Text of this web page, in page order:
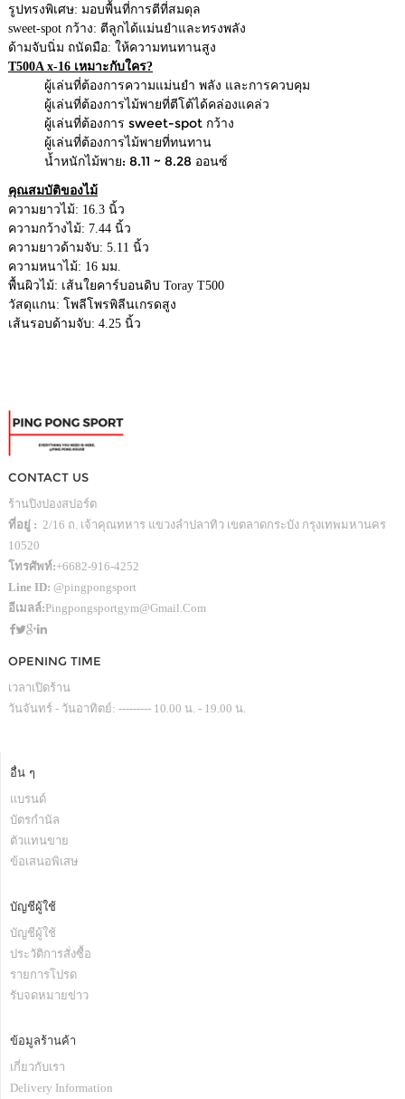
รูปทรงพิเศษ: มอบพื้นที่การตีที่สมดุล
sweet-spot กว้าง: ตีลูกได้แม่นยำและทรงพลัง
ด้ามจับนิ่ม ถนัดมือ: ให้ความทนทานสูง
T500A x-16 เหมาะกับใคร?
ผู้เล่นที่ต้องการความแม่นยำ พลัง และการควบคุม
ผู้เล่นที่ต้องการไม้พายที่ตีโต้ได้คล่องแคล่ว
ผู้เล่นที่ต้องการ sweet-spot กว้าง
ผู้เล่นที่ต้องการไม้พายที่ทนทาน
น้ำหนักไม้พาย: 8.11 ~ 8.28 ออนซ์
คุณสมบัติของไม้
ความยาวไม้: 16.3 นิ้ว
ความกว้างไม้: 7.44 นิ้ว
ความยาวด้ามจับ: 5.11 นิ้ว
ความหนาไม้: 16 มม.
พื้นผิวไม้: เส้นใยคาร์บอนดิบ Toray T500
วัสดุแกน: โพลีโพรพิลีนเกรดสูง
เส้นรอบด้ามจับ: 4.25 นิ้ว
CONTACT US
ร้านปิงปองสปอร์ต
ที่อยู่ : 2/16 ถ. เจ้าคุณทหาร แขวงลำปลาทิว เขตลาดกระบัง กรุงเทพมหานคร
10520
โทรศัพท์:+6682-916-4252
Line ID: @pingpongsport
อีเมลล์:Pingpongsportgym@gmail.com
OPENING TIME
เวลาเปิดร้าน
วันจันทร์ - วันอาทิตย์: --------- 10.00 น. - 19.00 น.
อื่น ๆ
แบรนด์
บัตรกำนัล
ตัวแทนขาย
ข้อเสนอพิเสษ
บัญชีผู้ใช้
บัญชีผู้ใช้
ประวัติการสั่งซื้อ
รายการโปรด
รับจดหมายข่าว
ข้อมูลร้านค้า
เกี่ยวกับเรา
Delivery Information